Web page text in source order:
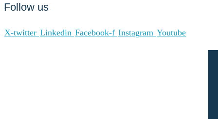
Follow us
X-twitter Linkedin Facebook-f Instagram Youtube